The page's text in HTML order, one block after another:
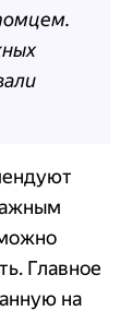
Главное
на